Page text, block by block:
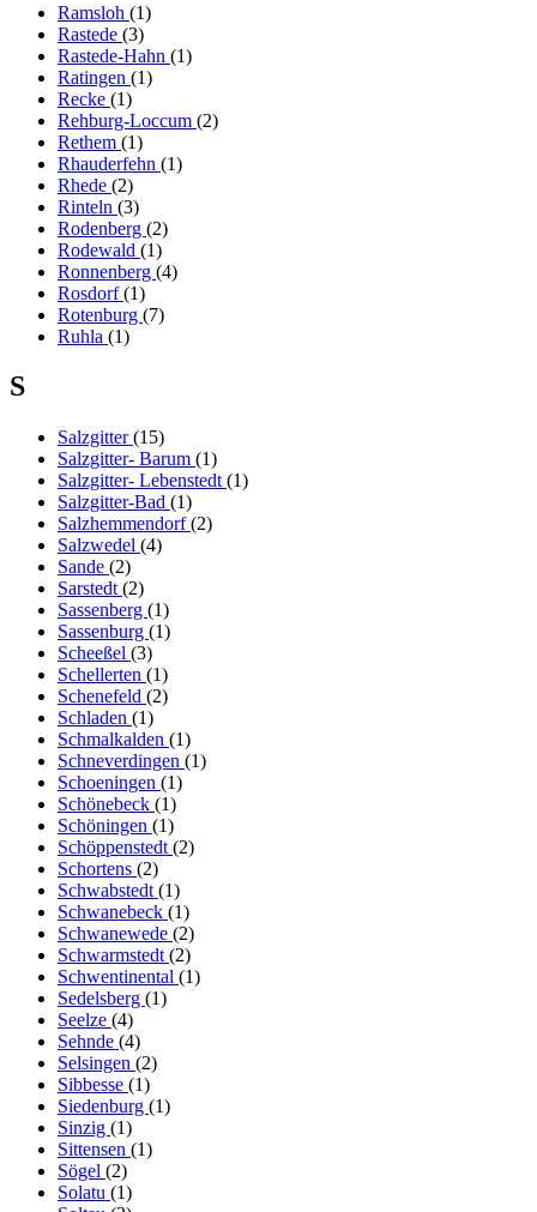
Ramsloh (1)
Rastede (3)
Rastede-Hahn (1)
Ratingen (1)
Recke (1)
Rehburg-Loccum (2)
Rethem (1)
Rhauderfehn (1)
Rhede (2)
Rinteln (3)
Rodenberg (2)
Rodewald (1)
Ronnenberg (4)
Rosdorf(1)
Rotenburg (7)
Ruhla (1)
S
Salzgitter(15)
Salzgitter- Barum (1)
Salzgitter- Lebenstedt (1)
Salzgitter-Bad (1)
Salzhemmendorf(2)
Salzwedel (4)
Sande (2)
Sarstedt (2)
Sassenberg (1)
Sassenburg (1)
Scheeßel (3)
Schellerten (1)
Schenefeld (2)
Schladen (1)
Schmalkalden (1)
Schneverdingen (1)
Schoeningen (1)
Schönebeck (1)
Schöningen (1)
Schöppenstedt (2)
Schortens (2)
Schwabstedt (1)
Schwanebeck (1)
Schwanewede (2)
Schwarmstedt (2)
Schwentinental (1)
Sedelsberg (1)
Seelze (4)
Sehnde (4)
Selsingen (2)
Sibbesse (1)
Siedenburg (1)
Sinzig (1)
Sittensen (1)
Sögel (2)
Solatu (1)